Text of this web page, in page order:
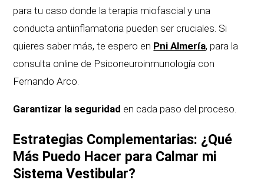
para tu caso donde la terapia miofascial y una
conducta antiinflamatoria pueden ser cruciales. Si
quieres saber más, te espero en Pni Almería, para la
consulta online de Psiconeuroinmunología con
Fernando Arco.
Garantizar la seguridad en cada paso del proceso.
Estrategias Complementarias: ¿Qué
Más Puedo Hacer para Calmar mi
Sistema Vestibular?